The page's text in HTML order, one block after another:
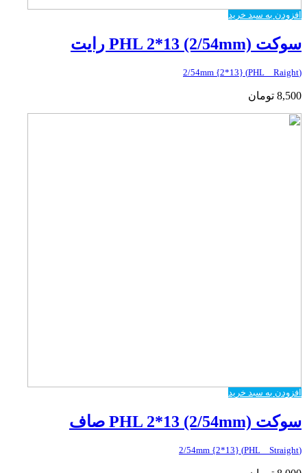
افزودن به سبد خرید
سوکت PHL 2*13 (2/54mm) رایت
(PHL _ Raight) {2*13} 2/54mm
8,500 تومان
افزودن به سبد خرید
سوکت PHL 2*13 (2/54mm) صاف
(PHL _ Straight) {2*13} 2/54mm